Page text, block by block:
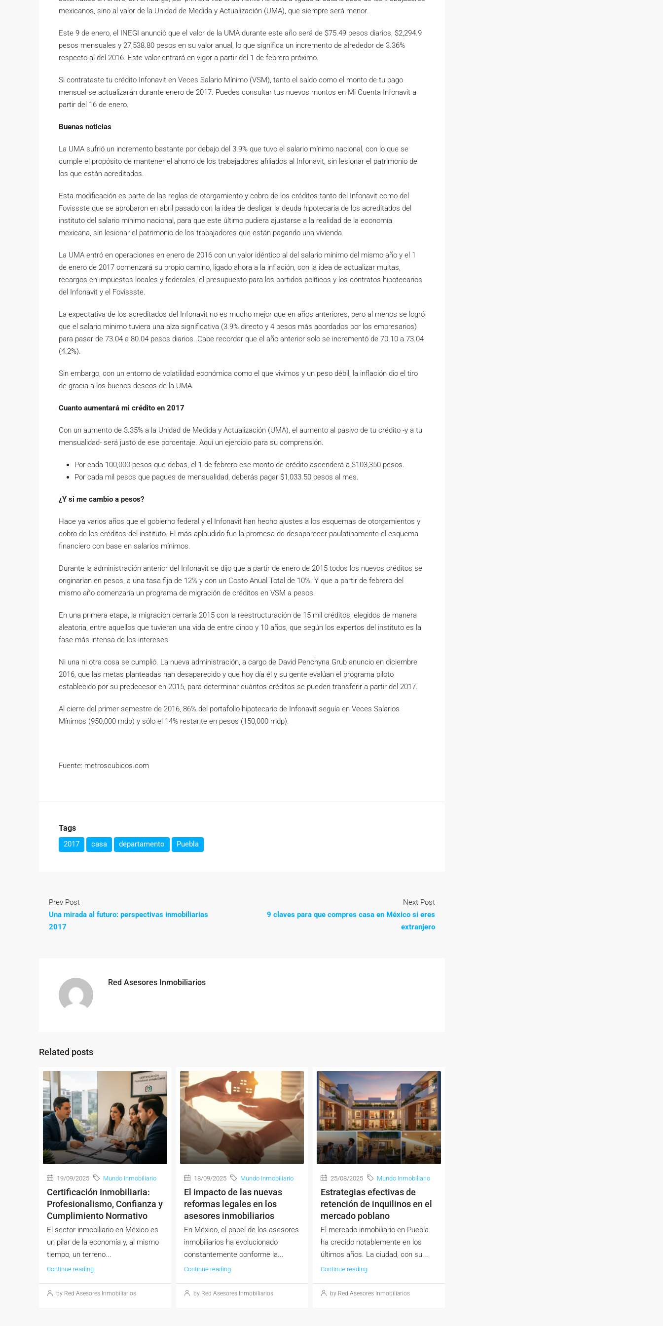
mexicanos, sino al valor de la Unidad de Medida y Actualización (UMA), que siempre será menor.
Este 9 de enero, el INEGI anunció que el valor de la UMA durante este año será de $75.49 pesos diarios, $2,294.9
pesos mensuales y 27,538.80 pesos en su valor anual, lo que significa un incremento de alrededor de 3.36%
respecto al del 2016. Este valor entrará en vigor a partir del 1 de febrero próximo.
Si contrataste tu crédito Infonavit en Veces Salario Mínimo (VSM), tanto el saldo como el monto de tu pago
mensual se actualizarán durante enero de 2017. Puedes consultar tus nuevos montos en Mi Cuenta Infonavit a
partir del 16 de enero.
Buenas noticias
La UMA sufrió un incremento bastante por debajo del 3.9% que tuvo el salario mínimo nacional, con lo que se
cumple el propósito de mantener el ahorro de los trabajadores afiliados al Infonavit, sin lesionar el patrimonio de
los que están acreditados.
Esta modificación es parte de las reglas de otorgamiento y cobro de los créditos tanto del Infonavit como del
Fovissste que se aprobaron en abril pasado con la idea de desligar la deuda hipotecaria de los acreditados del
instituto del salario mínimo nacional, para que este último pudiera ajustarse a la realidad de la economía
mexicana, sin lesionar el patrimonio de los trabajadores que están pagando una vivienda.
La UMA entró en operaciones en enero de 2016 con un valor idéntico al del salario mínimo del mismo año y el 1
de enero de 2017 comenzará su propio camino, ligado ahora a la inflación, con la idea de actualizar multas,
recargos en impuestos locales y federales, el presupuesto para los partidos políticos y los contratos hipotecarios
del Infonavit y el Fovissste.
La expectativa de los acreditados del Infonavit no es mucho mejor que en años anteriores, pero al menos se logró
que el salario mínimo tuviera una alza significativa (3.9% directo y 4 pesos más acordados por los empresarios)
para pasar de 73.04 a 80.04 pesos diarios. Cabe recordar que el año anterior solo se incrementó de 70.10 a 73.04
(4.2%).
Sin embargo, con un entorno de volatilidad económica como el que vivimos y un peso débil, la inflación dio el tiro
de gracia a los buenos deseos de la UMA.
Cuanto aumentará mi crédito en 2017
Con un aumento de 3.35% a la Unidad de Medida y Actualización (UMA), el aumento al pasivo de tu crédito -y a tu
mensualidad- será justo de ese porcentaje. Aquí un ejercicio para su comprensión.
Por cada 100,000 pesos que debas, el 1 de febrero ese monto de crédito ascenderá a $103,350 pesos.
Por cada mil pesos que pagues de mensualidad, deberás pagar $1,033.50 pesos al mes.
¿Y si me cambio a pesos?
Hace ya varios años que el gobierno federal y el Infonavit han hecho ajustes a los esquemas de otorgamientos y
cobro de los créditos del instituto. El más aplaudido fue la promesa de desaparecer paulatinamente el esquema
financiero con base en salarios mínimos.
Durante la administración anterior del Infonavit se dijo que a partir de enero de 2015 todos los nuevos créditos se
originarían en pesos, a una tasa fija de 12% y con un Costo Anual Total de 10%. Y que a partir de febrero del
mismo año comenzaría un programa de migración de créditos en VSM a pesos.
En una primera etapa, la migración cerraría 2015 con la reestructuración de 15 mil créditos, elegidos de manera
aleatoria, entre aquellos que tuvieran una vida de entre cinco y 10 años, que según los expertos del instituto es la
fase más intensa de los intereses.
Ni una ni otra cosa se cumplió. La nueva administración, a cargo de David Penchyna Grub anuncio en diciembre
2016, que las metas planteadas han desaparecido y que hoy día él y su gente evalúan el programa piloto
establecido por su predecesor en 2015, para determinar cuántos créditos se pueden transferir a partir del 2017.
Al cierre del primer semestre de 2016, 86% del portafolio hipotecario de Infonavit seguía en Veces Salarios
Mínimos (950,000 mdp) y sólo el 14% restante en pesos (150,000 mdp).
Fuente: metroscubicos.com
Tags
2017 casa departamento Puebla
Prev Post
Una mirada al futuro: perspectivas inmobiliarias
2017
Next Post
9 claves para que compres casa en México si eres
extranjero
Red Asesores Inmobiliarios
Related posts
19/09/2025 Mundo Inmobiliario
Certificación Inmobiliaria:
Profesionalismo, Confianza y
Cumplimiento Normativo
El sector inmobiliario en México es
un pilar de la economía y, al mismo
tiempo, un terreno...
Continue reading
by Red Asesores Inmobiliarios
18/09/2025 Mundo Inmobiliario
El impacto de las nuevas
reformas legales en los
asesores inmobiliarios
En México, el papel de los asesores
inmobiliarios ha evolucionado
constantemente conforme la...
Continue reading
by Red Asesores Inmobiliarios
25/08/2025 Mundo Inmobiliario
Estrategias efectivas de
retención de inquilinos en el
mercado poblano
El mercado inmobiliario en Puebla
ha crecido notablemente en los
últimos años. La ciudad, con su...
Continue reading
by Red Asesores Inmobiliarios